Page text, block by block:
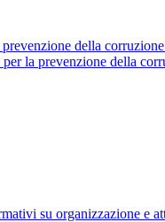
della
la prevenzione della
su organizzazione e